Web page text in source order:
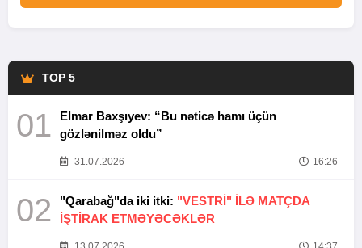
TOP 5
01
Elmar Baxşıyev: “Bu nəticə hamı üçün
gözlənilməz oldu”
31.07.2026 16:26
02 "Qarabağ"da iki itki: "VESTRİ" İLƏ MATÇDA
İŞTİRAK ETMƏYƏCƏKLƏR